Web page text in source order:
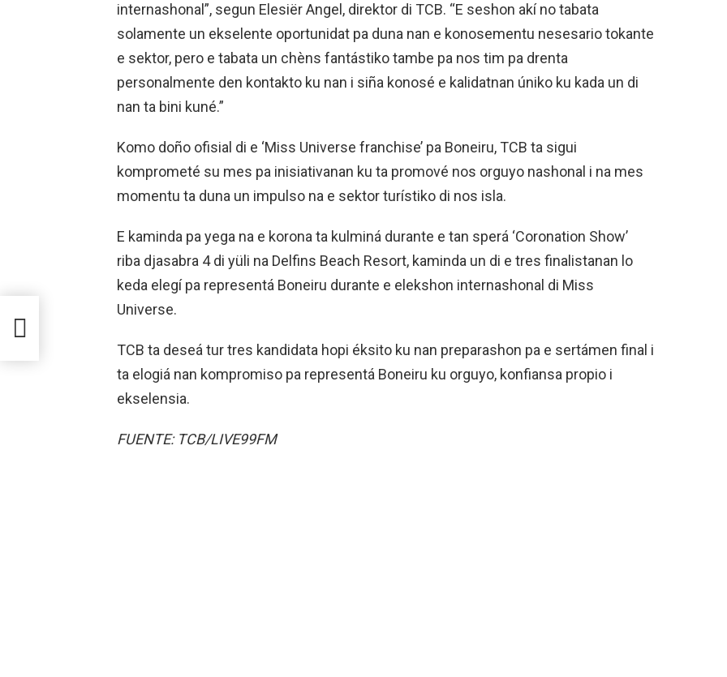
internashonal”, segun Elesiër Angel, direktor di TCB. “E seshon akí no tabata
solamente un ekselente oportunidat pa duna nan e konosementu nesesario tokante
e sektor, pero e tabata un chèns fantástiko tambe pa nos tim pa drenta
personalmente den kontakto ku nan i siña konosé e kalidatnan úniko ku kada un di
nan ta bini kuné.”
Komo doño ofisial di e ‘Miss Universe franchise’ pa Boneiru, TCB ta sigui
komprometé su mes pa inisiativanan ku ta promové nos orguyo nashonal i na mes
momentu ta duna un impulso na e sektor turístiko di nos isla.
E kaminda pa yega na e korona ta kulminá durante e tan sperá ‘Coronation Show’
riba djasabra 4 di yüli na Delfins Beach Resort, kaminda un di e tres finalistanan lo
keda elegí pa representá Boneiru durante e elekshon internashonal di Miss
Universe.
TCB ta deseá tur tres kandidata hopi éksito ku nan preparashon pa e sertámen final i
ta elogiá nan kompromiso pa representá Boneiru ku orguyo, konfiansa propio i
ekselensia.
FUENTE: TCB/LIVE99FM